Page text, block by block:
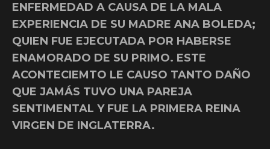
ENFERMEDAD A CAUSA DE LA MALA
EXPERIENCIA DE SU MADRE ANA BOLEDA;
QUIEN FUE EJECUTADA POR HABERSE
ENAMORADO DE SU PRIMO. ESTE
ACONTECIEMTO LE CAUSO TANTO DAÑO
QUE JAMÁS TUVO UNA PAREJA
SENTIMENTAL Y FUE LA PRIMERA REINA
VIRGEN DE INGLATERRA.